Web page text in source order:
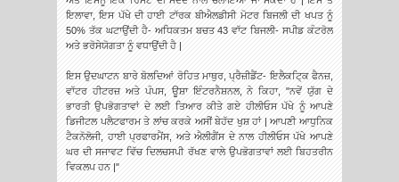
ਇਲਾਵਾ, ਇਸ ਪੱਖੇ ਦੀ ਹਾਈ ਟਾੱਰਕ ਬੀਐਲਡੀਸੀ ਮੋਟਰ ਬਿਜਲੀ ਦੀ ਖਪਤ ਨੂੰ
50% ਤੱਕ ਘਟਾਉਂਦੀ ਹੈ- ਅਧਿਕਤਮ ਬਚਤ 43 ਵਾੱਟ ਬਿਜਲੀ- ਸਪੀਡ ਕੰਟਰੋਲ
ਅਤੇ ਭਰੋਸੇਯੋਗਤਾ ਨੂੰ ਵਧਾਉਂਦੀ ਹੈ |
ਇਸ ਉਦਘਾਟਨ ਬਾਰੇ ਬੋਲਦਿਆਂ ਰੋਹਿਤ ਮਾਥੁਰ, ਪ੍ਰੈਜ਼ੀਡੈਂਟ- ਇਲੈਕਟਿ੍ਕ ਫੈਨਜ਼,
ਵਾੱਟਰ ਹੀਟਰਜ਼ ਅਤੇ ਪੰਪਸ, ਊਸ਼ਾ ਇੰਟਰਨੈਸ਼ਨਲ, ਨੇ ਕਿਹਾ, "ਨਵੇਂ ਯੁੱਗ ਦੇ
ਭਾਰਤੀ ਉਪਭੋਗਤਾਵਾਂ ਦੇ ਲਈ ਤਿਆਰ ਕੀਤੇ ਗਏ ਹੀਲੀਓਸ ਪੱਖੇ ਨੂੰ ਆਪਣੇ
ਡਿਜੀਟਲ ਪਲੈਟਫਾਰਮ ਤੇ ਲਾਂਚ ਕਰਕੇ ਅਸੀਂ ਬੇਹੱਦ ਖੁਸ਼ ਹਾਂ | ਆਪਣੀ ਆਧੁਨਿਕ
ਟੈਕਨੋਲੋਜੀ, ਹਾਈ ਪ੍ਰਫਾਰਮੈਂਸ, ਅਤੇ ਐਲੀਗੈਂਸ ਦੇ ਨਾਲ ਹੀਲੀਓਸ ਪੱਖੇ ਆਪਣੇ
ਘਰ ਦੀ ਸਜਾਵਟ ਵਿੱਚ ਦਿਲਚਸਪੀ ਰੱਖਣ ਵਾਲੇ ਉਪਭੋਗਤਾਵਾਂ ਲਈ ਬਿਹਤਰੀਨ
ਵਿਕਲਪ ਹਨ |"